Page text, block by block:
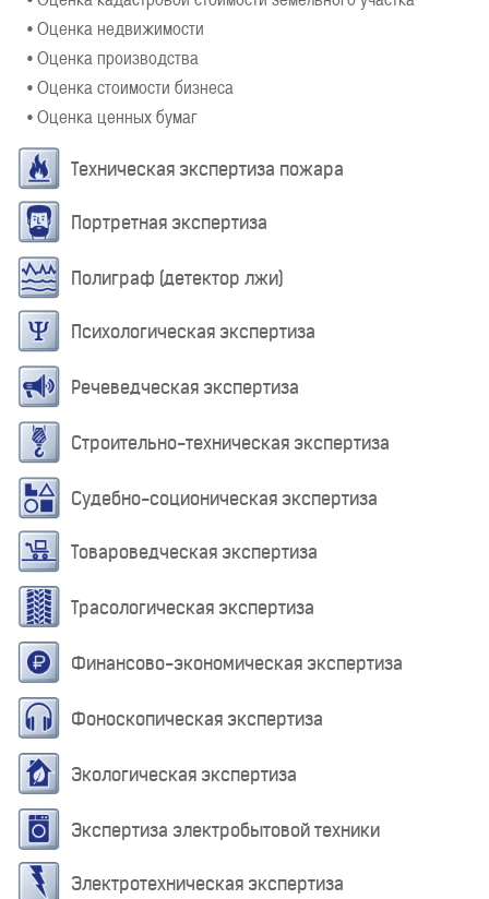
• Оценка недвижимости
• Оценка производства
• Оценка стоимости бизнеса
• Оценка ценных бумаг
Техническая экспертиза пожара
Портретная экспертиза
Полиграф (детектор лжи)
Психологическая экспертиза
Речеведческая экспертиза
Строительно-техническая экспертиза
Судебно-соционическая экспертиза
Товароведческая экспертиза
Трасологическая экспертиза
Финансово-экономическая экспертиза
Фоноскопическая экспертиза
Экологическая экспертиза
Экспертиза электробытовой техники
Электротехническая экспертиза